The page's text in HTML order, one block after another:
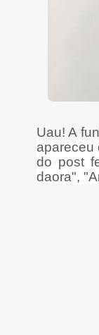
Uau! A
apareceu
do post
daora",